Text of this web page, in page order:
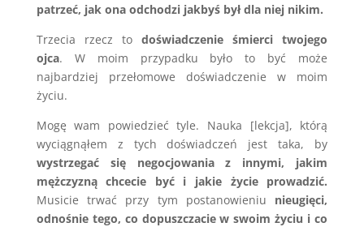
patrzeć, jak ona odchodzi jakbyś był dla niej nikim.
Trzecia rzecz todoświadczenie śmierci twojego
ojca. W moim przypadku było to być może
najbardziej przełomowe doświadczenie w moim
życiu.
Mogę wam powiedzieć tyle. Nauka [lekcja], którą
wyciągnąłem z tych doświadczeń jest taka, by
wystrzegać się negocjowania z innymi, jakim
mężczyzną chcecie być i jakie życie prowadzić.
Musicie trwać przy tym postanowieniu nieugięci,
odnośnie tego, co dopuszczacie w swoim życiu i co